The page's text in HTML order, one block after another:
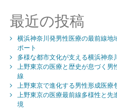
ョ
ン
最近の投稿
横浜神奈川発男性医療の最前線
ポート
多様な都市文化が支える横浜神
上野東京の医療と歴史が息づく
線
上野東京で進化する男性形成医療
上野東京の医療最前線多様性と
境